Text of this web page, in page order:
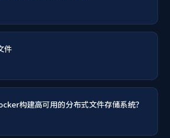
件
构建高可用的分布式文件存储系统？